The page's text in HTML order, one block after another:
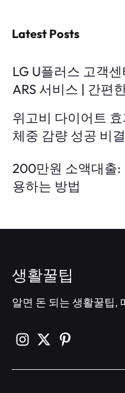
Latest Posts
LG U플러스 고객
ARS 서비스 | 간편
위고비 다이어트
체중 감량 성공 비
200만원 소액대출:
용하는 방법
생활꿀팁
알면 돈 되는 생활꿀팁,